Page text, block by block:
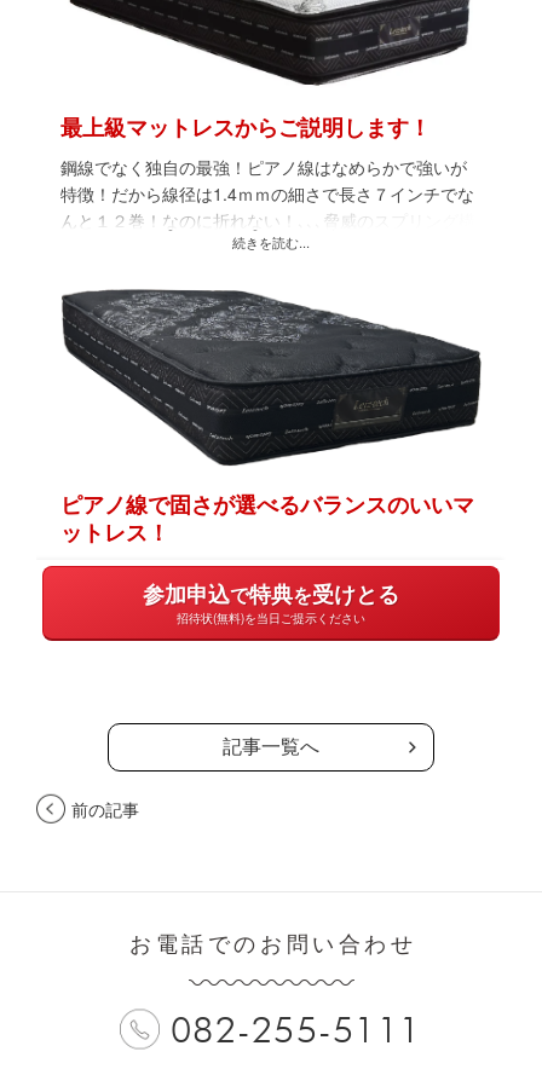
記事一覧へ
前の記事
お電話でのお問い合わせ
082-255-5111